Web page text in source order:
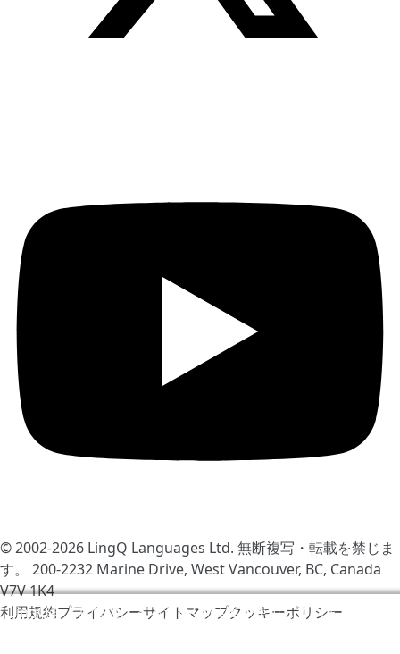
LingQをより快適にするためCookieを使用しています。サ
© 2002-2026 LingQ Languages Ltd. 無断複写・転載を禁じま
す。 200-2232 Marine Drive, West Vancouver, BC, Canada
V7V 1K4
利用規約プライバシーサイトマップクッキーポリシー